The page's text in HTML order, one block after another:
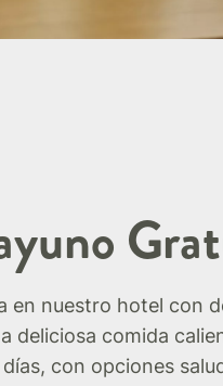
en nuestro hotel con
deliciosa comida
con opciones